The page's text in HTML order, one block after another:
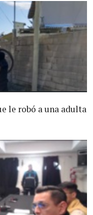
le robó a una adulta